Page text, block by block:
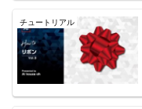
チュートリアル